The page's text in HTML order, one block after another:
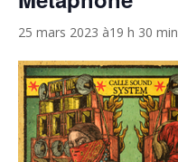
25 mars 2023 à19 h 30 min